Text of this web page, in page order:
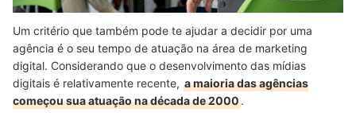
Um critério que também pode te ajudar a decidir por uma
agência é o seu tempo de atuação na área de marketing
digital. Considerando que o desenvolvimento das mídias
digitais é relativamente recente, a maioria das agências
começou sua atuação na década de 2000.